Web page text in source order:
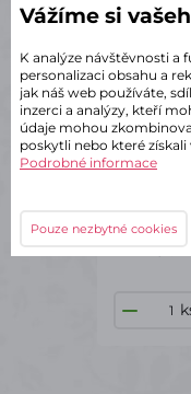
✔
s
Vážíme si
K analýze návštěvnosti a
personalizaci obsahu a
jak náš web používáte,
inzerci a analýzy, kteří
údaje mohou
poskytli nebo které
Podrobné informace
Pouze nezbytné cookies